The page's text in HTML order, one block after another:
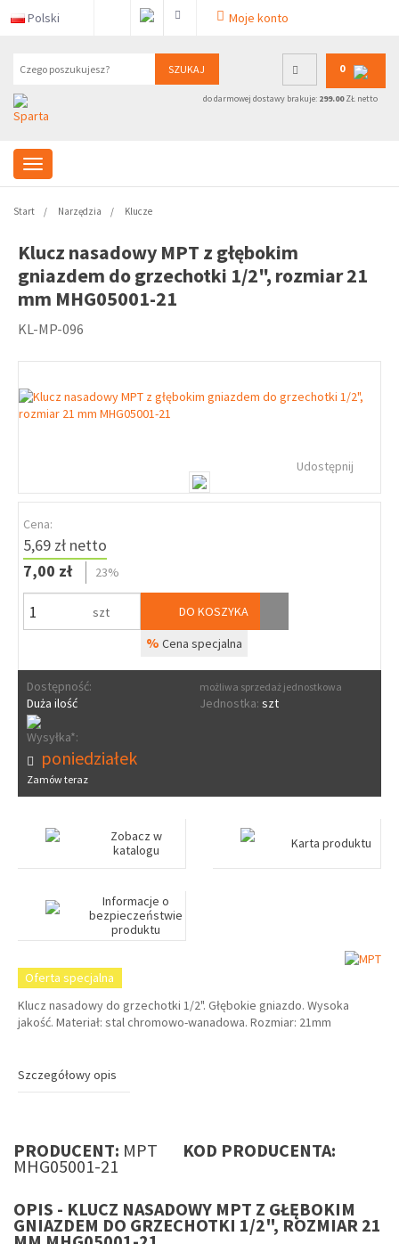
Polski Moje konto
SZUKAJ 0
do darmowej dostawy brakuje: 299.00ZŁ netto
Start Narzędzia Klucze
Klucz nasadowy MPT z głębokim
gniazdem do grzechotki 1/2", rozmiar 21
mm MHG05001-21
KL-MP-096
Udostępnij
Cena:
5,69 zł netto
7,00 zł
23%
szt DO KOSZYKA
% Cena specjalna
Dostępność:
Duża ilość
możliwa sprzedaż jednostkowa
Jednostka: szt
Wysyłka*:
poniedziałek
Zamów teraz
Zobacz w
katalogu
Karta produktu
Informacje o
bezpieczeństwie
produktu
Oferta specjalna
Klucz nasadowy do grzechotki 1/2". Głębokie gniazdo. Wysoka
jakość. Materiał: stal chromowo-wanadowa. Rozmiar: 21mm
Szczegółowy opis
PRODUCENT: MPT KOD PRODUCENTA:
MHG05001-21
OPIS - KLUCZ NASADOWY MPT Z GŁĘBOKIM
GNIAZDEM DO GRZECHOTKI 1/2", ROZMIAR 21